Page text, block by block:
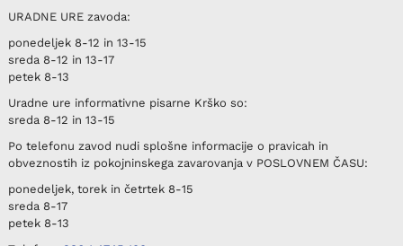
URADNE UREzavoda:
ponedeljek8-12 in 13-15
sreda 8-12 in 13-17
petek8-13
Uradne ure informativne pisarne Krško so:
sreda 8-12 in 13-15
Po telefonu zavod nudi splošne informacije o pravicah in
obveznostih iz pokojninskega zavarovanja v POSLOVNEM ČASU:
ponedeljek, torek in četrtek8-15
sreda 8-17
petek8-13